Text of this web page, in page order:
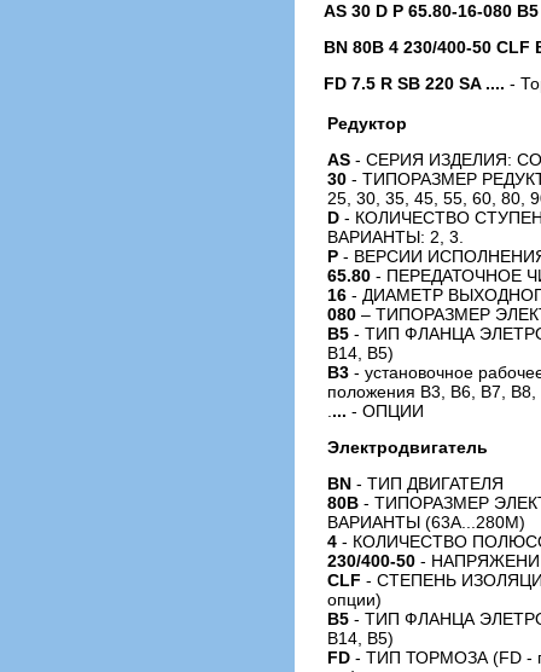
AS 30 D P 65.80-16-080
BN 80B 4 230/400-50 CLF
FD 7.5 R SB 220 SA .... -
Редуктор
AS - СЕРИЯ ИЗДЕЛИЯ:
30 - ТИПОРАЗМЕР
25, 30, 35, 45, 55, 60, 80,
D - КОЛИЧЕСТВО
ВАРИАНТЫ: 2, 3.
P- ВЕРСИИ ИСПОЛНЕНИЯ
65.80- ПЕРЕДАТОЧНОЕ
16- ДИАМЕТР
080– ТИПОРАЗМЕР
B5- ТИП ФЛАНЦА
B14, B5)
B3- установочное
положения B3, B6, B7,
.... - ОПЦИИ
Электродвигатель
BN- ТИП ДВИГАТЕЛЯ
80B- ТИПОРАЗМЕР
ВАРИАНТЫ (63A...280M)
4- КОЛИЧЕСТВО
230/400-50-
CLF - СТЕПЕНЬ ИЗОЛЯЦИИ
опции)
B5- ТИП ФЛАНЦА
B14, B5)
FD- ТИП ТОРМОЗА (FD -